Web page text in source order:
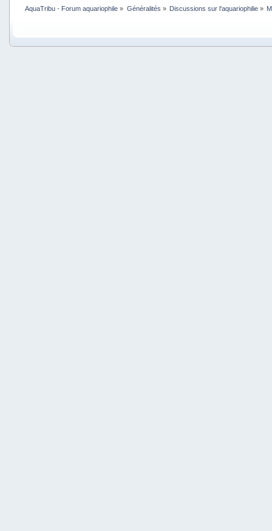
AquaTribu - Forum aquariophile » Généralités » Discussions sur l'aquariophilie»